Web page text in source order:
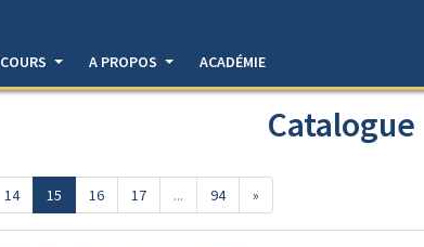
COURS A PROPOS ACADÉMIE
Catalogue
14 15 16 17 ... 94 »